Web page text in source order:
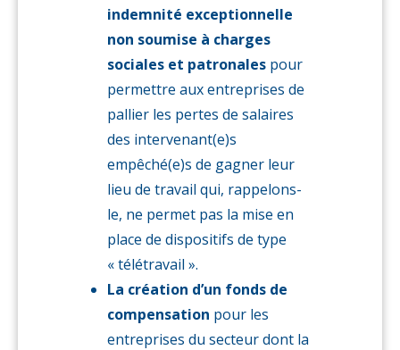
indemnité exceptionnelle
non soumise à charges
sociales et patronales pour
permettre aux entreprises de
pallier les pertes de salaires
des intervenant(e)s
empêché(e)s de gagner leur
lieu de travail qui, rappelons-
le, ne permet pas la mise en
place de dispositifs de type
« télétravail ».
La création d’un fonds de
compensation pour les
entreprises du secteur dont la